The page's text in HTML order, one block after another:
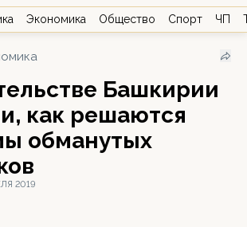
Экономика Общество Спорт ЧП
Башкирии
как решаются
обманутых
2019